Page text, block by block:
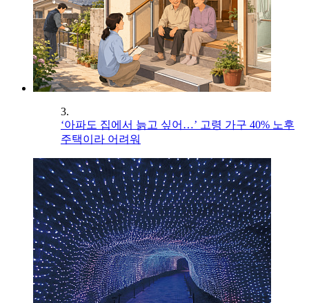
3.
‘아파도 집에서 늙고 싶어…’ 고령 가구 40% 노후
주택이라 어려워